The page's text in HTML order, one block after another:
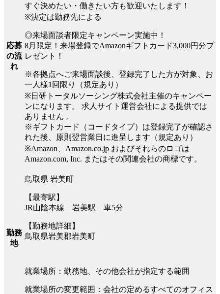
応募
の流
れ
すぐ決めたい・働きたい方も歓迎いたします！
※決定は勤務先による
◎来場面談者限定キャンペーン実施中！
8月限定！来場登録でAmazonギフトカード3,000円分プ
レゼント！
※各拠点へご来場面談後、登録完了した方が対象、お
一人様1回限り（規定あり）
※日研トータルソーシング株式会社主催のキャンペー
ンになります。 求人サイト運営会社による提供では
ありません 。
※ギフトカード（コードタイプ）は登録完了が確認さ
れた後、原則翌営業日に進呈します（規定あり）
※Amazon、Amazon.co.jp およびそれらのロゴは
Amazon.com, Inc. またはその関連会社の商標です。
勤務
地
鳥取県 岩美町
【最寄駅】
JR山陰本線 岩美駅 車5分
【勤務地詳細】
鳥取県岩美郡岩美町
就業場所：勤務地、その他会社が指定する範囲
就業場所の変更範囲：会社の定めるすべてのオフィス